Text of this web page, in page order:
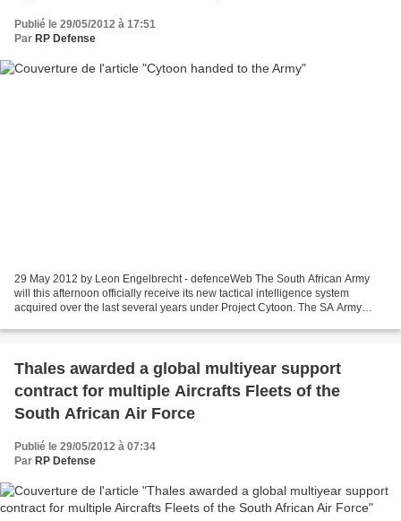
Publié le 29/05/2012 à 17:51
Par RP Defense
29 May 2012 by Leon Engelbrecht - defenceWeb The South African Army
will this afternoon officially receive its new tactical intelligence system
acquired over the last several years under Project Cytoon. The SA Army
Thales awarded a global multiyear support
contract for multiple Aircrafts Fleets of the
South African Air Force
Publié le 29/05/2012 à 07:34
Par RP Defense